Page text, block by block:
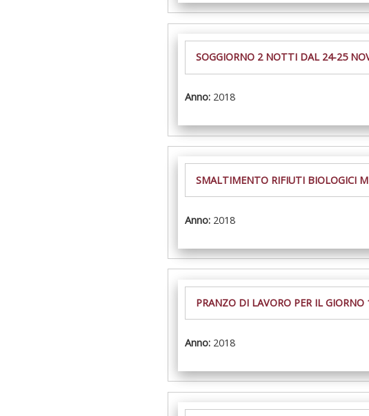
SOGGIORNO 2 NOTTI DAL 24-25
Anno: 2018
SMALTIMENTO RIFIUTI BIOLOGICI
Anno: 2018
PRANZO DI LAVORO PER IL
Anno: 2018